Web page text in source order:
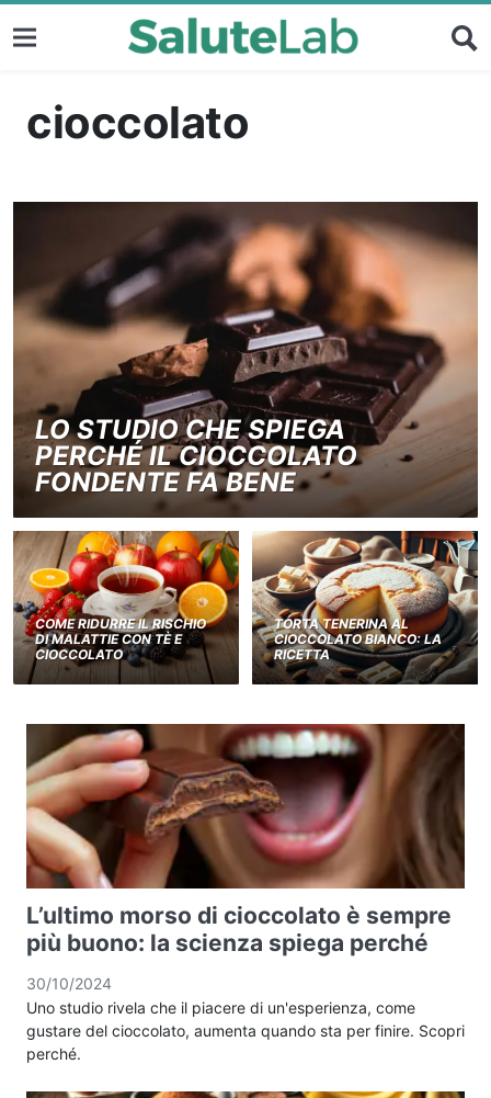
cioccolato
LO STUDIO CHE SPIEGA
PERCHÉ IL CIOCCOLATO
FONDENTE FA BENE
COME RIDURRE IL RISCHIO
DI MALATTIE CON TÈ E
CIOCCOLATO
TORTA TENERINA AL
CIOCCOLATO BIANCO: LA
RICETTA
L’ultimo morso di cioccolato è sempre
più buono: la scienza spiega perché
30/10/2024
Uno studio rivela che il piacere di un'esperienza, come
gustare del cioccolato, aumenta quando sta per finire. Scopri
perché.